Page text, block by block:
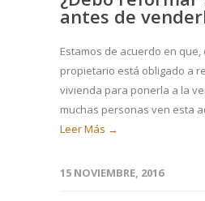
antes de
Estamos de acuerdo en que,
propietario está obligado a
vivienda para ponerla a la
muchas personas ven esta
Leer Más →
15 NOVIEMBRE, 2016